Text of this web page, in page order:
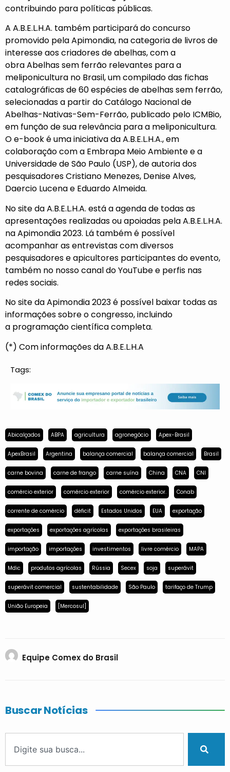
contribuindo para políticas públicas.
A A.B.E.L.H.A. também participará do concurso
promovido pela Apimondia, na categoria de livros de
interesse aos criadores de abelhas, com a
obraAbelhas sem ferrão relevantes para a
meliponicultura no Brasil, um compilado das fichas
catalográficas de 60 espécies de abelhas sem ferrão,
selecionadas a partir do Catálogo Nacional de
Abelhas-Nativas-Sem-Ferrão, publicado pelo ICMBio,
em função de sua relevância para a meliponicultura.
O e-book é uma iniciativa da A.B.E.L.H.A., em
colaboração com a Embrapa Meio Ambiente e a
Universidade de São Paulo (USP), de autoria dos
pesquisadores Cristiano Menezes, Denise Alves,
Daercio Lucena e Eduardo Almeida.
Nosite da A.B.E.L.H.A. está a agenda de todas as
apresentações realizadas ou apoiadas pela A.B.E.L.H.A.
na Apimondia 2023. Lá também é possível
acompanhar as entrevistas com diversos
pesquisadores e apicultores participantes do evento,
também no nosso canal doYouTubee perfis nas
redes sociais.
Nosite da Apimondia 2023é possível baixar todas as
informações sobre o congresso, incluindo
a programação científicacompleta.
(*) Com informações da A.B.E.L.H.A
Tags:
Abicalçados ABPA agricultura agronegócio Apex-Brasil
ApexBrasil Argentina balança comercial balança comercial Brasil
carne bovina carne de frango carne suína China CNA CNI
comércio exterior comércio exterior comércio exterior. Conab
corrente de comércio déficit Estados Unidos EUA exportação
exportações exportações agrícolas exportações brasileiras
importação importações investimentos livre comércio MAPA
Mdic produtos agrícolas Rússia Secex soja superávit
superávit comercial sustentabilidade São Paulo tarifaço de Trump
União Europeia [Mercosul]
Equipe Comex do Brasil
Buscar Notícias